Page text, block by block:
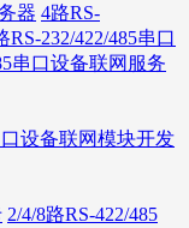
器 4路RS-
RS-232/422/485串口
串口设备联网服务
设备联网模块开发
2/4/8路RS-422/485